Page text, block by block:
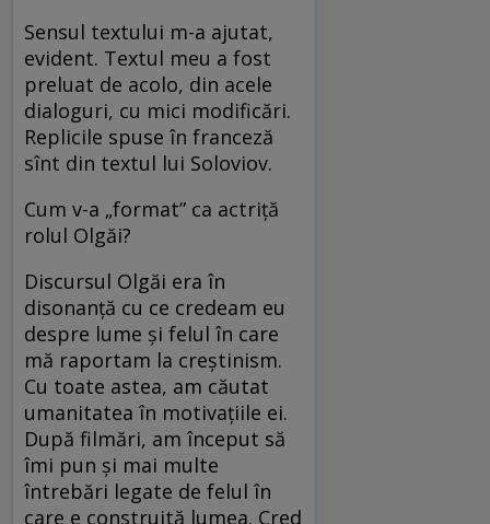
Sensul textului m-a ajutat,
evident. Textul meu a fost
preluat de acolo, din acele
dialoguri, cu mici modificări.
Replicile spuse în franceză
sînt din textul lui Soloviov.
Cum v-a „format” ca actriță
rolul Olgăi?
Discursul Olgăi era în
disonanță cu ce credeam eu
despre lume și felul în care
mă raportam la creștinism.
Cu toate astea, am căutat
umanitatea în motivațiile ei.
După filmări, am început să
îmi pun și mai multe
întrebări legate de felul în
care e construită lumea. Cred